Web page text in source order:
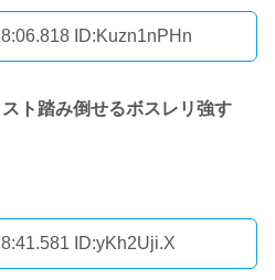
ID:Kuzn1nPHn
ト踏み倒せるボスレリ強す
ID:yKh2Uji.X